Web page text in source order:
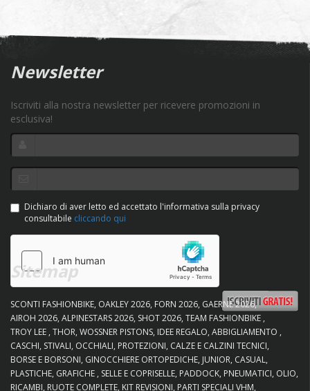
Newsletter
Iscriviti alla nostra newsletter per ricevere promozioni in
esclusiva!
Dichiaro di aver letto ed accettato l'informativa sulla privacy
consultabile cliccando qui
Sitemap
SCONTI FASHIONBIKE OAKLEY 2026 FORN 2026 GAERNE 2026
AIROH 2026 ALPINESTARS 2026 SHOT 2026 TEAM FASHIONBIKE
TROY LEE THOR WOSSNER PISTONS IDEE REGALO ABBIGLIAMENTO
CASCHI STIVALI OCCHIALI PROTEZIONI CALZE E CALZINI TECNICI
BORSE E BORSONI GINOCCHIERE ORTOPEDICHE JUNIOR CASUAL
PLASTICHE GRAFICHE SELLE E COPRISELLE PADDOCK PNEUMATICI OLIO
RICAMBI RUOTE COMPLETE KIT REVISIONI PARTI SPECIALI VHM